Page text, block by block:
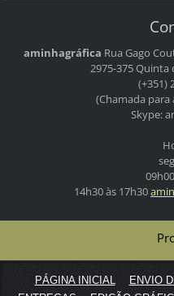
aminhagráfica Rua Gago
2975-375 Quinta
(+351)
(Chamada para
Skype:
14h30 às 17h30
PÁGINA INICIAL ENVIO